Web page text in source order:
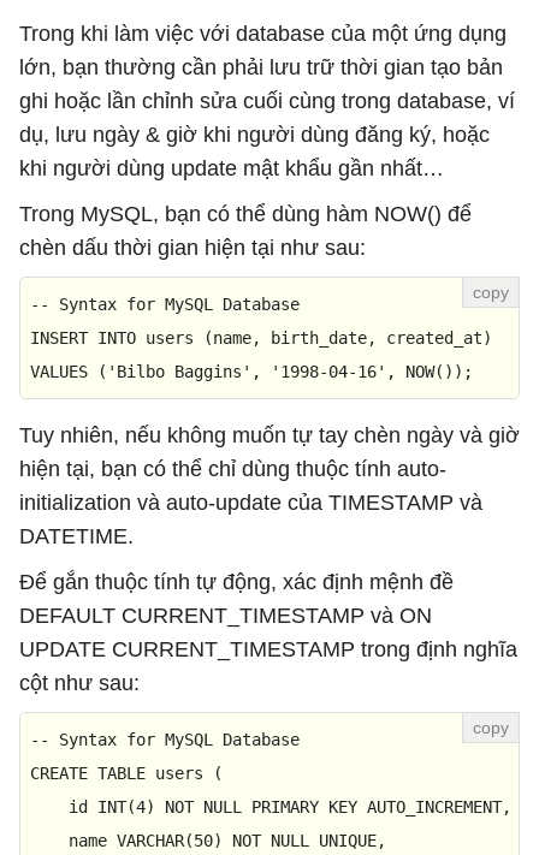
Trong khi làm việc với database của một ứng dụng
lớn, bạn thường cần phải lưu trữ thời gian tạo bản
ghi hoặc lần chỉnh sửa cuối cùng trong database, ví
dụ, lưu ngày & giờ khi người dùng đăng ký, hoặc
khi người dùng update mật khẩu gần nhất…
Trong MySQL, bạn có thể dùng hàm NOW() để
chèn dấu thời gian hiện tại như sau:
-- Syntax for MySQL Database
INSERT INTO
VALUES ( 'Bilbo Baggins' , '1998-04-16' , NOW());
Tuy nhiên, nếu không muốn tự tay chèn ngày và giờ
hiện tại, bạn có thể chỉ dùng thuộc tính auto-
initialization và auto-update của TIMESTAMP và
DATETIME.
Để gắn thuộc tính tự động, xác định mệnh đề
DEFAULT CURRENT_TIMESTAMP và ON
UPDATE CURRENT_TIMESTAMP trong định nghĩa
cột như sau:
-- Syntax for MySQL Database
CREATE TABLE users (
    id
INT(4) NOT NULL PRIMARY KEY AUTO_INCREMENT,
    name
VARCHAR(50) NOT NULL UNIQUE,